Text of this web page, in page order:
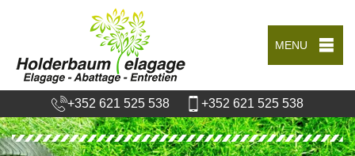
MENU
+352 621 525 538 +352 621 525 538